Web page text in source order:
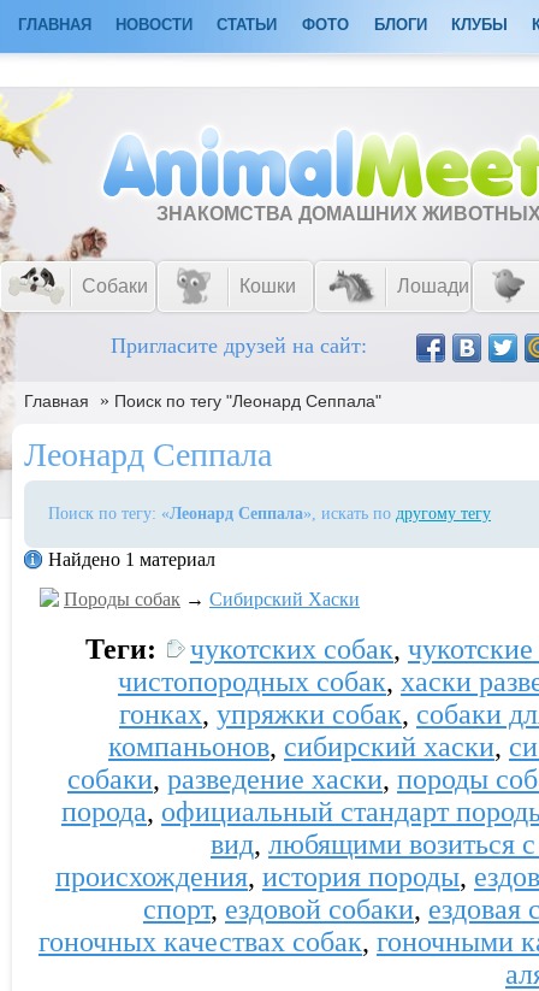
ГЛАВНАЯ НОВОСТИ СТАТЬИ ФОТО БЛОГИ КЛУБЫ
ЗНАКОМСТВА ДОМАШНИХ
Собаки Кошки Лошади
Пригласите друзей на сайт:
Главная » Поиск по тегу "Леонард Сеппала"
Леонард Сеппала
Поиск по тегу: «Леонард Сеппала», искать по другому тегу
Найдено 1 материал
Породы собак → Сибирский Хаски
Теги: чукотских собак,
чистопородных собак, хаски
гонках, упряжки собак, собаки
компаньонов, сибирский хаски,
собаки, разведение хаски, породы
порода, официальный стандарт
вид, любящими возиться
происхождения, история породы,
спорт, ездовой собаки, ездовая
гоночных качествах собак, гоночными